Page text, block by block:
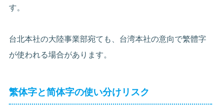
す。
台北本社の大陸事業部宛ても、台湾本社の意向で繁體字
が使われる場合があります。
繁体字と简体字の使い分けリスク